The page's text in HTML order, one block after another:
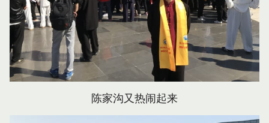
陈家沟又热闹起来